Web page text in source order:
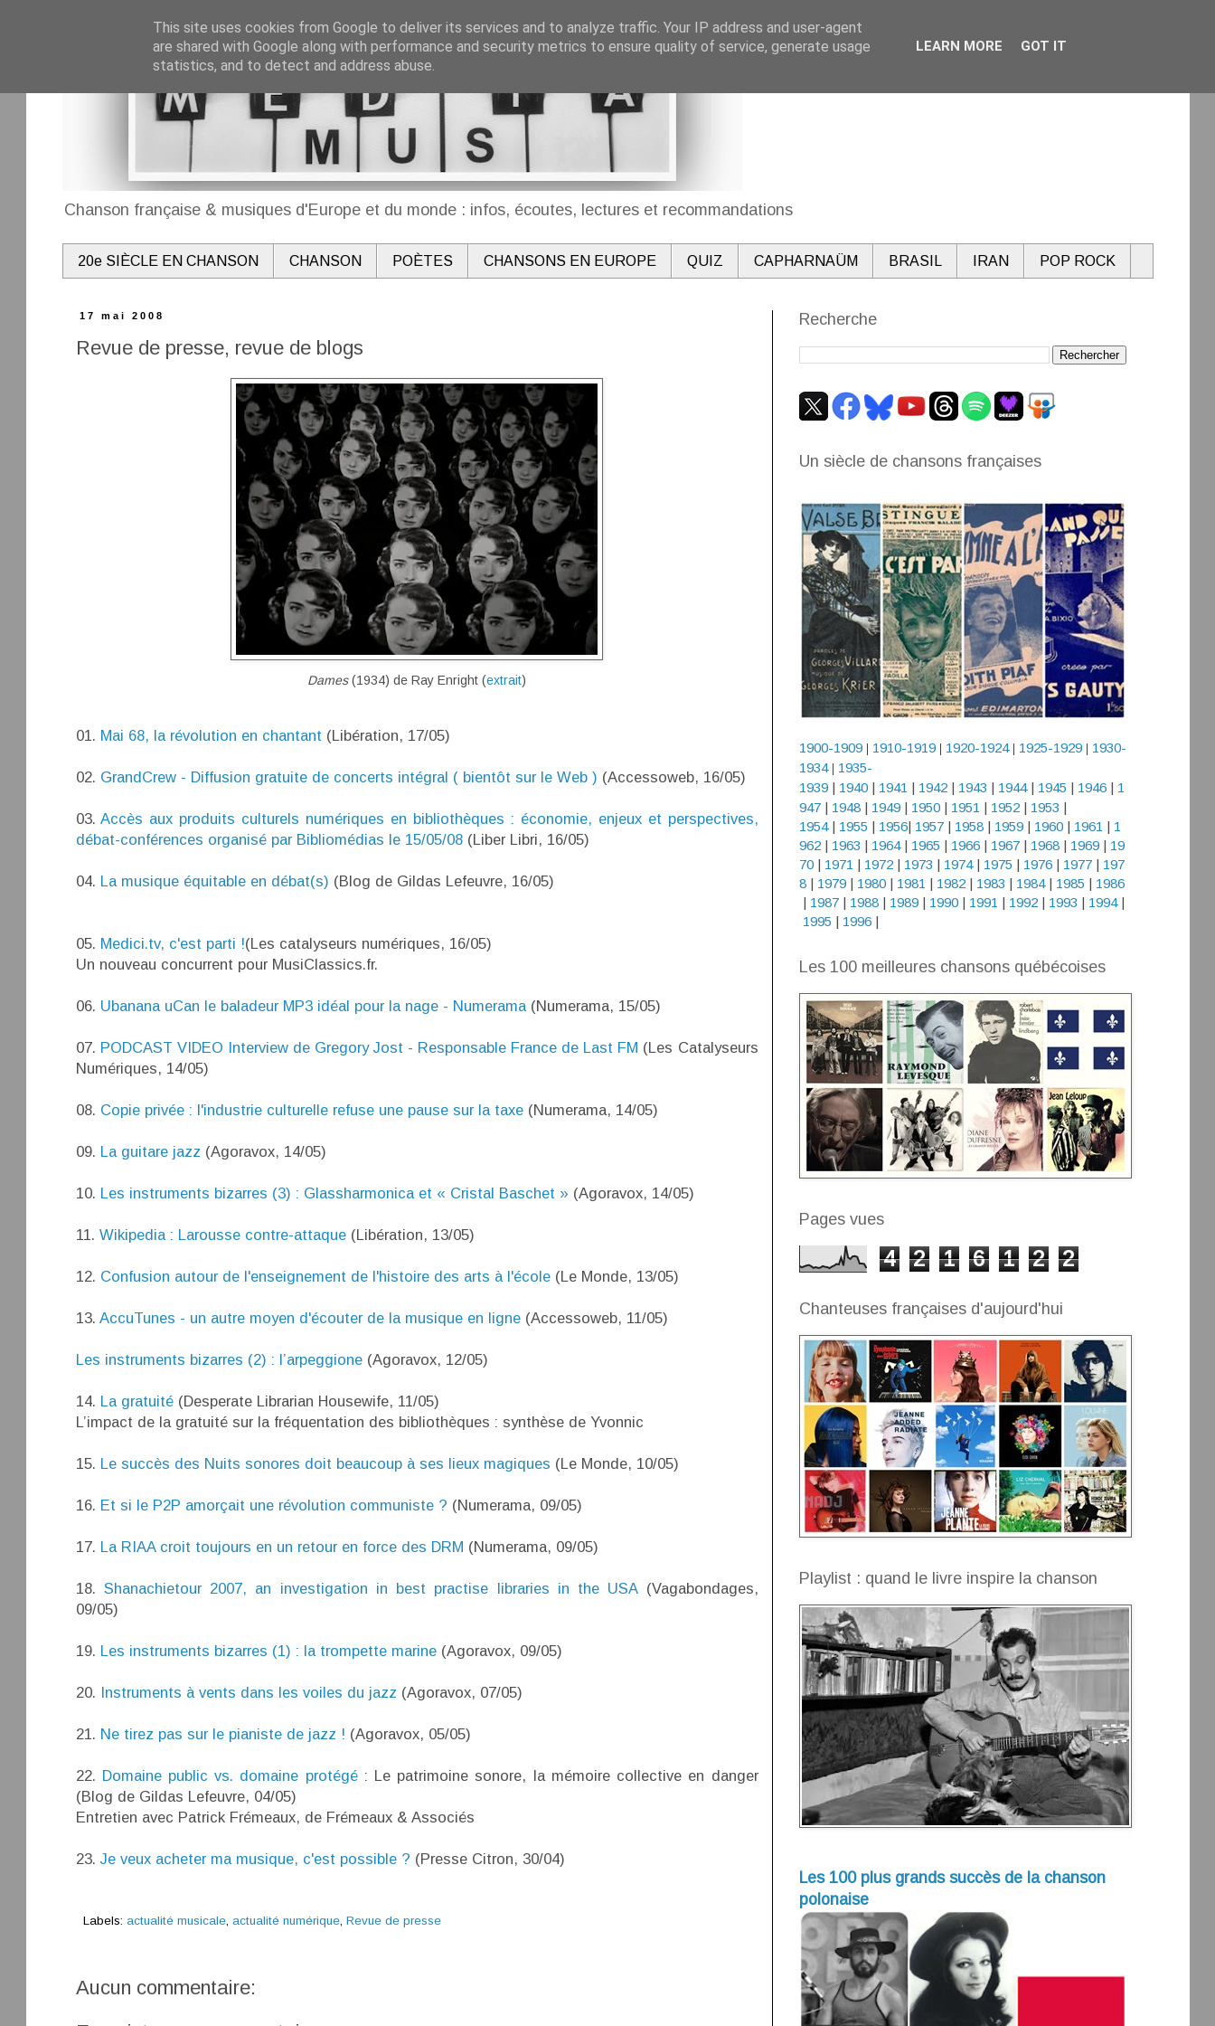
Chanson française & musiques d'Europe et du monde : infos, écoutes, lectures et recommandations
20e SIÈCLE EN CHANSON CHANSON POÈTES CHANSONS EN EUROPE QUIZ CAPHARNAÜM BRASIL IRAN POP ROCK
17 mai 2008
Revue de presse, revue de blogs
Dames(1934) de Ray Enright (extrait)
01. Mai 68, la révolution en chantant (Libération, 17/05)
02. GrandCrew - Diffusion gratuite de concerts intégral ( bientôt sur le Web ) (Accessoweb, 16/05)
03.Accès aux produits culturels numériques en bibliothèques : économie, enjeux et perspectives,
débat-conférences organisé par Bibliomédias le 15/05/08(Liber Libri, 16/05)
04. La musique équitable en débat(s) (Blog de Gildas Lefeuvre, 16/05)
05. Medici.tv, c'est parti !(Les catalyseurs numériques, 16/05)
Un nouveau concurrent pour MusiClassics.fr.
06. Ubanana uCan le baladeur MP3 idéal pour la nage - Numerama(Numerama, 15/05)
07. PODCAST VIDEO Interview de Gregory Jost - Responsable France de Last FM (Les Catalyseurs
Numériques, 14/05)
08. Copie privée : l'industrie culturelle refuse une pause sur la taxe(Numerama, 14/05)
09. La guitare jazz (Agoravox, 14/05)
10. Les instruments bizarres (3) : Glassharmonica et « Cristal Baschet » (Agoravox, 14/05)
11. Wikipedia : Larousse contre-attaque(Libération, 13/05)
12. Confusion autour de l'enseignement de l'histoire des arts à l'école(Le Monde, 13/05)
13. AccuTunes - un autre moyen d'écouter de la musique en ligne(Accessoweb, 11/05)
Les instruments bizarres (2) : l’arpeggione(Agoravox, 12/05)
14. La gratuité(Desperate Librarian Housewife, 11/05)
L’impact de la gratuité sur la fréquentation des bibliothèques : synthèse de Yvonnic
15. Le succès des Nuits sonores doit beaucoup à ses lieux magiques (Le Monde, 10/05)
16. Et si le P2P amorçait une révolution communiste ? (Numerama, 09/05)
17. La RIAA croit toujours en un retour en force des DRM (Numerama, 09/05)
18. Shanachietour 2007, an investigation in best practise libraries in the USA(Vagabondages,
09/05)
19. Les instruments bizarres (1) : la trompette marine(Agoravox, 09/05)
20. Instruments à vents dans les voiles du jazz (Agoravox, 07/05)
21. Ne tirez pas sur le pianiste de jazz ! (Agoravox, 05/05)
22. Domaine public vs. domaine protégé: Le patrimoine sonore, la mémoire collective en danger
(Blog de Gildas Lefeuvre, 04/05)
Entretien avec Patrick Frémeaux, de Frémeaux & Associés
23. Je veux acheter ma musique, c'est possible ? (Presse Citron, 30/04)
Labels: actualité musicale, actualité numérique, Revue de presse
Aucun commentaire:
Recherche
Un siècle de chansons françaises
1900-1909| 1910-1919| 1920-1924| 1925-1929| 1930-
1934| 1935-
1939 | 1940| 1941 | 1942| 1943 | 1944 | 1945 | 1946 | 1
947 | 1948 | 1949 | 1950 | 1951 | 1952 | 1953 |
1954| 1955 | 1956| 1957| 1958| 1959| 1960| 1961 | 1
962| 1963 | 1964| 1965 | 1966 | 1967| 1968| 1969| 19
70| 1971 | 1972| 1973 | 1974| 1975 | 1976| 1977| 197
8| 1979| 1980| 1981 | 1982| 1983 | 1984| 1985 | 1986
| 1987| 1988| 1989| 1990| 1991 | 1992| 1993 | 1994|
1995 | 1996|
Les 100 meilleures chansons québécoises
Pages vues
4 2 1 6 1 2 2
Chanteuses françaises d'aujourd'hui
Playlist : quand le livre inspire la chanson
Les 100 plus grands succès de la chanson
polonaise
This site uses cookies from Google to deliver its services and to analyze traffic. Your IP address and user-agent
are shared with Google along with performance and security metrics to ensure quality of service, generate usage
statistics, and to detect and address abuse.
LEARN MORE GOT IT